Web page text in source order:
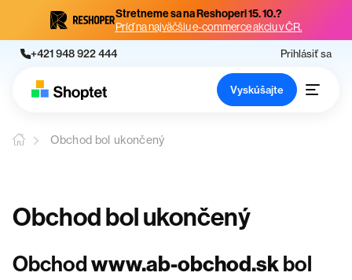
Stretneme sa na Reshoperi 15. 10.?
Príď na najväčšiu e-commerce akciu v ČR.
+421 948 922 444 Prihlásiť sa
Vyskúšajte
Obchod bol ukončený
Obchod bol ukončený
Obchodwww.ab-obchod.skbol